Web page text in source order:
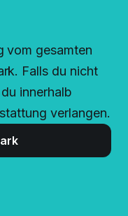
vom gesamten
Falls du nicht
innerhalb
verlangen.